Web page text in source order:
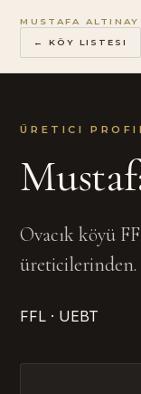
MUSTAFA ALTINAY
← KÖY LISTESI
ÜRETICI
Ovacık köyü
üreticilerinden.
FFL · UEBT